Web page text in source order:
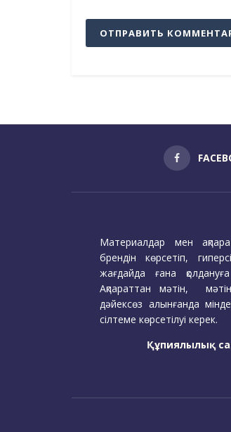
Материалдар мен
брендін көрсетіп,
жағдайда ғана қолдануға
Ақпараттан мәтін,
дәйексөз алынғанда
сілтеме көрсетілуі керек.
Құпиялылық